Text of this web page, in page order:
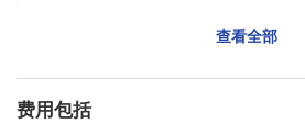
8:00pm
*返回时间视当日交通和天气情况而定。
查看全部
费用包括